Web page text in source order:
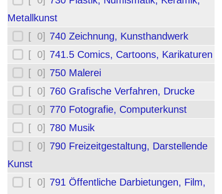
Metallkunst
[ 0] 740 Zeichnung, Kunsthandwerk
[ 0] 741.5 Comics, Cartoons, Karikaturen
[ 0] 750 Malerei
[ 0] 760 Grafische Verfahren, Drucke
[ 0] 770 Fotografie, Computerkunst
[ 0] 780 Musik
[ 0] 790 Freizeitgestaltung, Darstellende
Kunst
[ 0] 791 Öffentliche Darbietungen, Film,